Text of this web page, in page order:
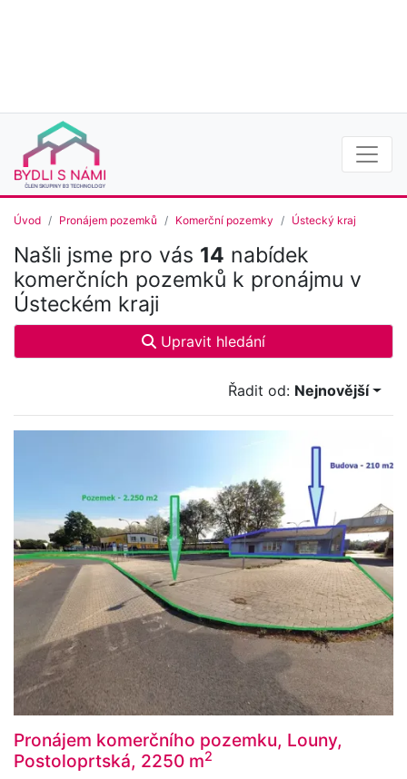
Úvod Pronájem pozemků Komerční pozemky Ústecký kraj
Našli jsme pro vás 14 nabídek
komerčních pozemků k pronájmu v
Ústeckém kraji
Upravit hledání
Řadit od: Nejnovější
Pronájem komerčního pozemku, Louny,
Postoloprtská, 2250 m2